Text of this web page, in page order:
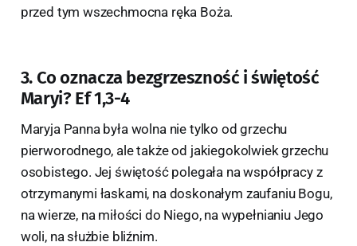
przed tym wszechmocna ręka Boża.
3. Co oznacza bezgrzeszność i świętość
Maryi? Ef 1,3-4
Maryja Panna była wolna nie tylko od grzechu
pierworodnego, ale także od jakiegokolwiek grzechu
osobistego. Jej świętość polegała na współpracy z
otrzymanymi łaskami, na doskonałym zaufaniu Bogu,
na wierze, na miłości do Niego, na wypełnianiu Jego
woli, na służbie bliźnim.